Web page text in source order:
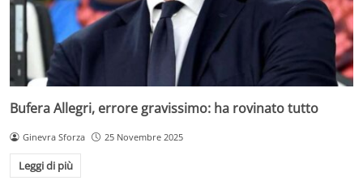
Bufera Allegri, errore gravissimo: ha rovinato tutto
Ginevra Sforza 25 Novembre 2025
Leggi di più